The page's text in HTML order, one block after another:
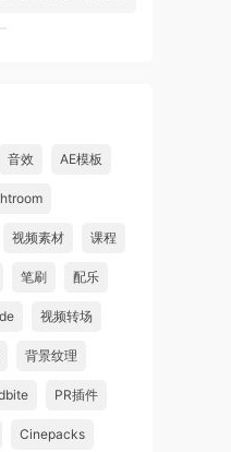
音效 AE模板
视频素材 课程
笔刷 配乐
视频转场
背景纹理
PR插件
Cinepacks